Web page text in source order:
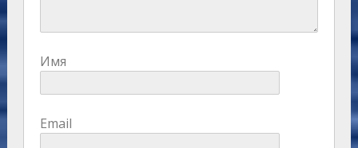
Имя
Email